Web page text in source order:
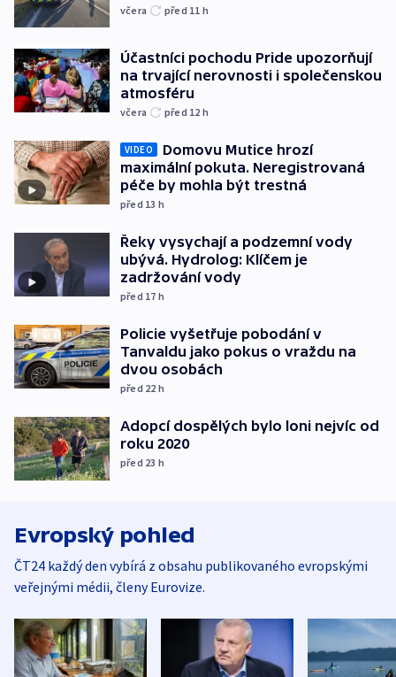
včera před 11 h
Účastníci pochodu Pride upozorňují
na trvající nerovnosti i společenskou
atmosféru
včera před 12 h
VIDEO
Domovu Mutice hrozí
maximální pokuta. Neregistrovaná
péče by mohla být trestná
před 13 h
Řeky vysychají a podzemní vody
ubývá. Hydrolog: Klíčem je
zadržování vody
před 17 h
Policie vyšetřuje pobodání v
Tanvaldu jako pokus o vraždu na
dvou osobách
před 22 h
Adopcí dospělých bylo loni nejvíc od
roku 2020
před 23 h
Evropský pohled
ČT24 každý den vybírá z obsahu publikovaného evropskými
veřejnými médii, členy Eurovize.